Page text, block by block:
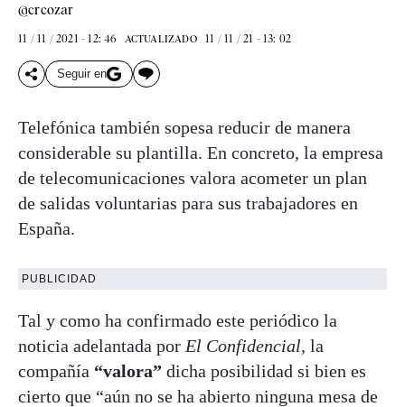
@crcozar
11 / 11 / 2021 - 12: 46 ACTUALIZADO 11 / 11 / 21 - 13: 02
Seguir en
Telefónica también sopesa reducir de manera
considerable su plantilla. En concreto, la empresa
de telecomunicaciones valora acometer un plan
de salidas voluntarias para sus trabajadores en
España.
PUBLICIDAD
Tal y como ha confirmado este periódico la
noticia adelantada por El Confidencial, la
compañía “valora” dicha posibilidad si bien es
cierto que “aún no se ha abierto ninguna mesa de